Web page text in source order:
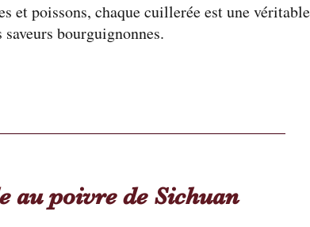
et poissons, chaque cuillerée est une
saveurs bourguignonnes.
au poivre de Sichuan